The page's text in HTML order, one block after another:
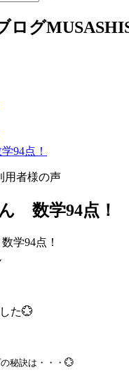
ログ
94点！
者様の声
数学94点！
た💮
秘訣は・・・💮